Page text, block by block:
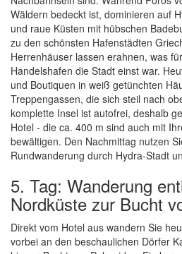
Wäldern bedeckt ist, dominieren auf
und raue Küsten mit hübschen
zu den schönsten Hafenstädten
Herrenhäuser lassen erahnen, was
Handelshafen die Stadt einst war.
und Boutiquen in weiß getünchten
Treppengassen, die sich steil nach
komplette Insel ist autofrei, deshalb
Hotel - die ca. 400 m sind auch mit
bewältigen. Den Nachmittag nutzen
Rundwanderung durch Hydra-Stadt
5. Tag: Wanderung
Nordküste zur Bucht
Direkt vom Hotel aus wandern Sie
vorbei an den beschaulichen Dörfer